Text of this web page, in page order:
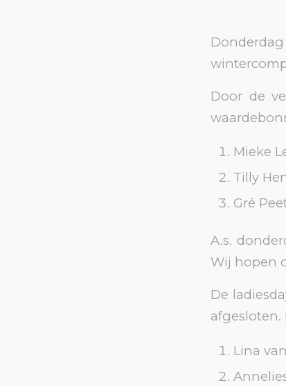
Door de
Mieke
Tilly
Gré
A.s.
Wij hopen
De
afgesloten.
Lina